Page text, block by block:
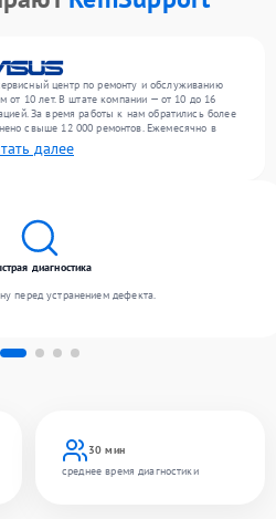
центр по ремонту и обслуживанию
от 10 лет. В штате компании — от 10 до 16
За время работы к нам обратились более
свыше 12 000 ремонтов. Ежемесячно в
единиц техники, включая , , . Мы работаем с
и предлагаем стабильный уровень сервиса
далее
30 мин
среднее время диагностики
диагностика
перед устранением дефекта.